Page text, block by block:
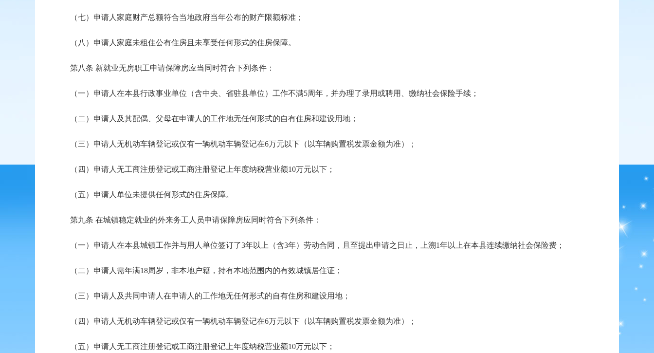
（七）申请人家庭财产总额符合当地政府当年公布的财产限额标准；
（八）申请人家庭未租住公有住房且未享受任何形式的住房保障。
第八条 新就业无房职工申请保障房应当同时符合下列条件：
（一）申请人在本县行政事业单位（含中央、省驻县单位）工作不满5周年，并办理了录用或聘用、缴纳社会保险手续；
（二）申请人及其配偶、父母在申请人的工作地无任何形式的自有住房和建设用地；
（三）申请人无机动车辆登记或仅有一辆机动车辆登记在6万元以下（以车辆购置税发票金额为准）；
（四）申请人无工商注册登记或工商注册登记上年度纳税营业额10万元以下；
（五）申请人单位未提供任何形式的住房保障。
第九条 在城镇稳定就业的外来务工人员申请保障房应同时符合下列条件：
（一）申请人在本县城镇工作并与用人单位签订了3年以上（含3年）劳动合同，且至提出申请之日止，上溯1年以上在本县连续缴纳社会保险费；
（二）申请人需年满18周岁，非本地户籍，持有本地范围内的有效城镇居住证；
（三）申请人及共同申请人在申请人的工作地无任何形式的自有住房和建设用地；
（四）申请人无机动车辆登记或仅有一辆机动车辆登记在6万元以下（以车辆购置税发票金额为准）；
（五）申请人无工商注册登记或工商注册登记上年度纳税营业额10万元以下；